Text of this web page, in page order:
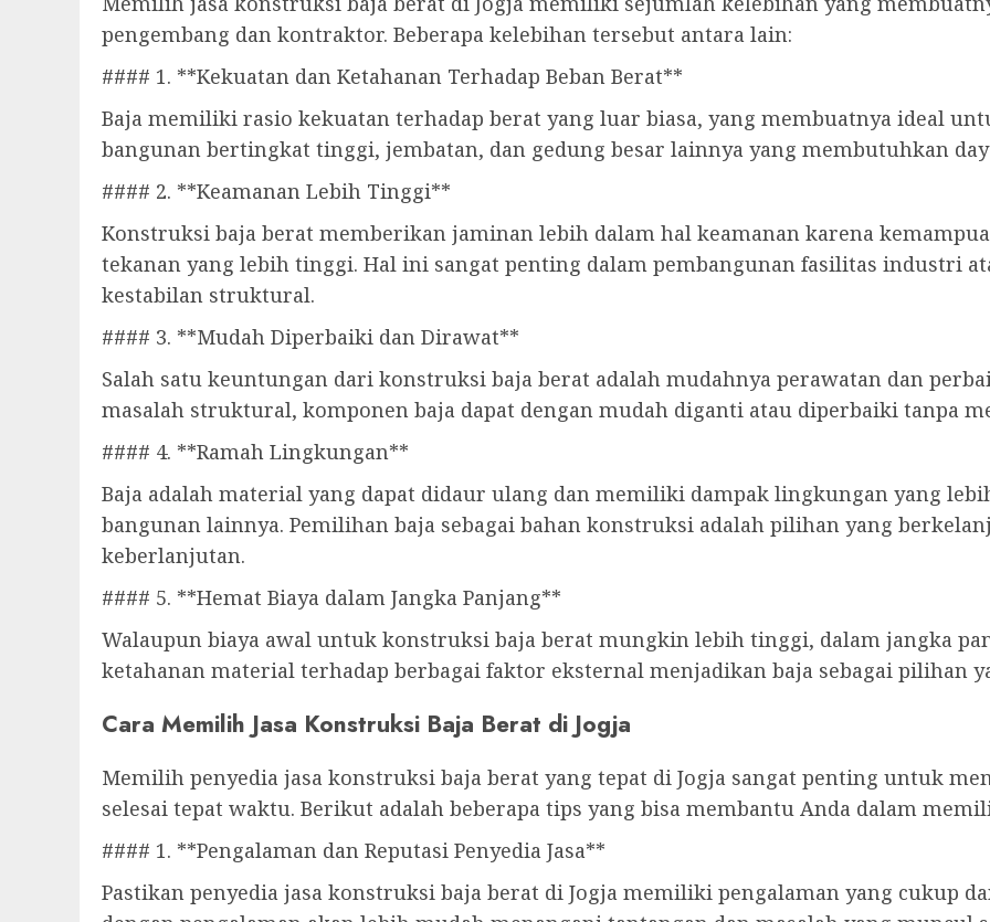
pengembang dan kontraktor. Beberapa kelebihan tersebut antara lain:
#### 1. **Kekuatan dan Ketahanan Terhadap Beban Berat**
Baja memiliki rasio kekuatan terhadap berat yang luar biasa, yang membuatnya ideal
bangunan bertingkat tinggi, jembatan, dan gedung besar lainnya yang membutuhkan
#### 2. **Keamanan Lebih Tinggi**
Konstruksi baja berat memberikan jaminan lebih dalam hal keamanan karena
tekanan yang lebih tinggi. Hal ini sangat penting dalam pembangunan fasilitas industri
kestabilan struktural.
#### 3. **Mudah Diperbaiki dan Dirawat**
Salah satu keuntungan dari konstruksi baja berat adalah mudahnya perawatan dan
masalah struktural, komponen baja dapat dengan mudah diganti atau diperbaiki tanpa
#### 4. **Ramah Lingkungan**
Baja adalah material yang dapat didaur ulang dan memiliki dampak lingkungan yang
bangunan lainnya. Pemilihan baja sebagai bahan konstruksi adalah pilihan yang
keberlanjutan.
#### 5. **Hemat Biaya dalam Jangka Panjang**
Walaupun biaya awal untuk konstruksi baja berat mungkin lebih tinggi, dalam jangka
ketahanan material terhadap berbagai faktor eksternal menjadikan baja sebagai pilihan
Cara Memilih Jasa Konstruksi Baja Berat di Jogja
Memilih penyedia jasa konstruksi baja berat yang tepat di Jogja sangat penting untuk
selesai tepat waktu. Berikut adalah beberapa tips yang bisa membantu Anda dalam
#### 1. **Pengalaman dan Reputasi Penyedia Jasa**
Pastikan penyedia jasa konstruksi baja berat di Jogja memiliki pengalaman yang cukup